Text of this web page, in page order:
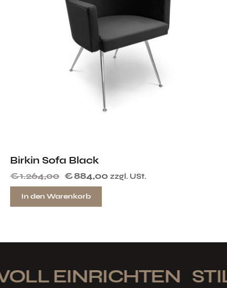
Birkin Sofa Black
€1.264,00 €884,00 zzgl. USt.
In den Warenkorb
EINRICHTEN